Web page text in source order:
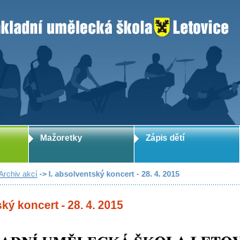
Letovice - Základní umělecká škola
akcí -> I. absolventský koncert - 28. 4. 2015
koncert - 28. 4. 2015
Mažoretky Zápis dětí